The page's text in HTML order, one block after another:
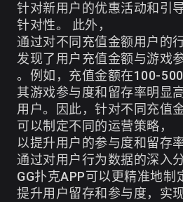
针对新用户的优惠活动和引
针对性。 此外，
通过对不同充值金额用户的
发现了用户充值金额与游戏
。例如，充值金额在100-500
其游戏参与度和留存率明显
用户。因此，针对不同充值
可以制定不同的运营策略，
以提升用户的参与度和留存
通过对用户行为数据的深入分
GG扑克APP可以更精准地制
提升用户留存和参与度，实